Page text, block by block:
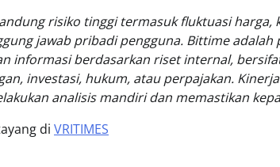
risiko tinggi termasuk fluktuasi
jawab pribadi pengguna. Bittime
informasi berdasarkan riset internal,
investasi, hukum, atau perpajakan.
analisis mandiri dan memastikan
di VRITIMES